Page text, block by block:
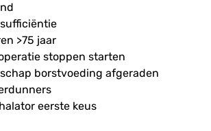
>75 jaar
stoppen starten
borstvoeding afgeraden
eerste keus